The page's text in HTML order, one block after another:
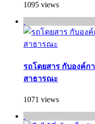
1095 views
รถโดยสาร กับองค์ก
สาธารณะ
1071 views